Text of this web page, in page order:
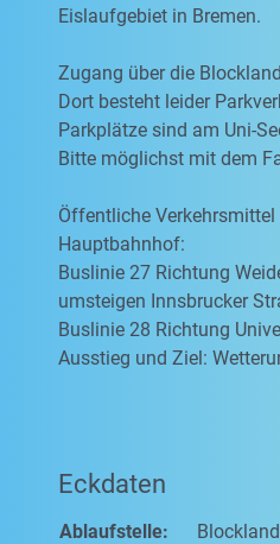
Eislaufgebiet in Bremen.
Zugang über die
Dort besteht leider
Parkplätze sind am Uni-
Bitte möglichst mit dem
Öffentliche Verkehrsmittel
Hauptbahnhof:
Buslinie 27 Richtung
umsteigen Innsbrucker
Buslinie 28 Richtung
Ausstieg und Ziel:
Eckdaten
Ablaufstelle: